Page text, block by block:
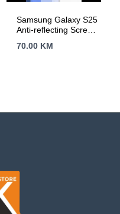
Samsung Galaxy S25
Anti-reflecting Screen
Transparent
70.00 KM